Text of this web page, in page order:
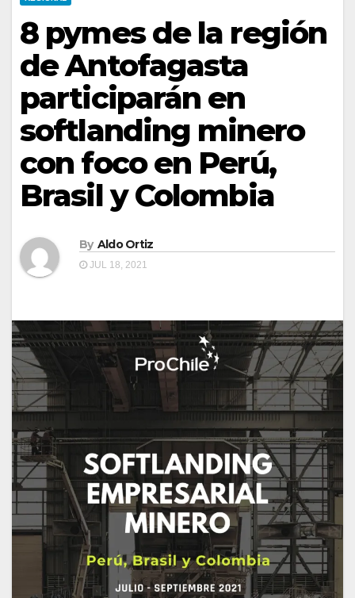
8 pymes de la región
de Antofagasta
participarán en
softlanding minero
con foco en Perú,
Brasil y Colombia
By Aldo Ortiz
JUL 18, 2021